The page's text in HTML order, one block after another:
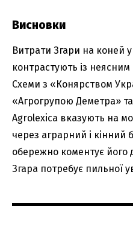
Висновки
Витрати Згари на коней
контрастують із
Схеми з «Конярством
«Агрогрупою Деметра»
Agrolexica вказують на
через аграрний і кінний
обережно коментує його
Згара потребує пильної